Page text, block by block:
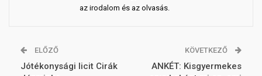
az irodalom és az olvasás.
ELŐZŐ
Jótékonysági licit Cirák
KÖVETKEZŐ
ANKÉT: Kisgyermekes